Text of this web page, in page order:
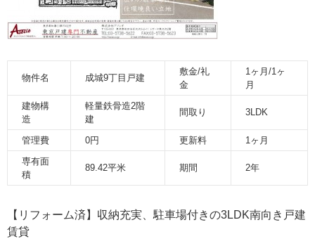
物件名 成城9丁目戸建
敷金/礼
金
1ヶ月/1ヶ
月
建物構
造
軽量鉄骨造2階
建
間取り 3LDK
管理費 0円 更新料
1ヶ月
専有面
積
89.42平米 期間 2年
【リフォーム済】収納充実、駐車場付きの3LDK南向き戸建
賃貸